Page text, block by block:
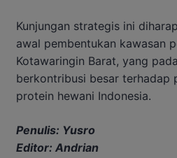
Kunjungan strategis ini
awal pembentukan kawasan
Kotawaringin Barat, yang
berkontribusi besar terhadap
protein hewani Indonesia.
Penulis: Yusro
Editor: Andrian